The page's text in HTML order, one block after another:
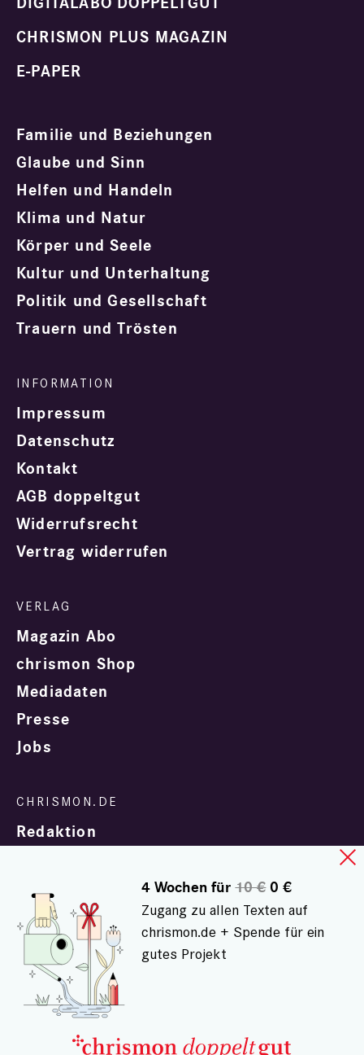
CHRISMON PLUS MAGAZIN
E-PAPER
Familie und Beziehungen
Glaube und Sinn
Helfen und Handeln
Klima und Natur
Körper und Seele
Kultur und Unterhaltung
Politik und Gesellschaft
Trauern und Trösten
Impressum
Datenschutz
Kontakt
AGB doppeltgut
Widerrufsrecht
Vertrag widerrufen
Magazin Abo
chrismon Shop
Mediadaten
Presse
Jobs
Redaktion
In Zusammenarbeit mit
© chrismon.de 2001 - 2026
Alle Rechte vorbehalten.
4 Wochen für10 €0 €
Zugang zu allen Texten auf
chrismon.de + Spende für ein
gutes Projekt